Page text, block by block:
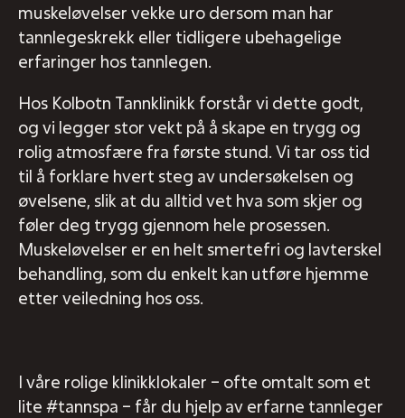
muskeløvelser vekke uro dersom man har
tannlegeskrekk eller tidligere ubehagelige
erfaringer hos tannlegen.
Hos Kolbotn Tannklinikk forstår vi dette godt,
og vi legger stor vekt på å skape en trygg og
rolig atmosfære fra første stund. Vi tar oss tid
til å forklare hvert steg av undersøkelsen og
øvelsene, slik at du alltid vet hva som skjer og
føler deg trygg gjennom hele prosessen.
Muskeløvelser er en helt smertefri og lavterskel
behandling, som du enkelt kan utføre hjemme
etter veiledning hos oss.
I våre rolige klinikklokaler – ofte omtalt som et
lite #tannspa – får du hjelp av erfarne tannleger